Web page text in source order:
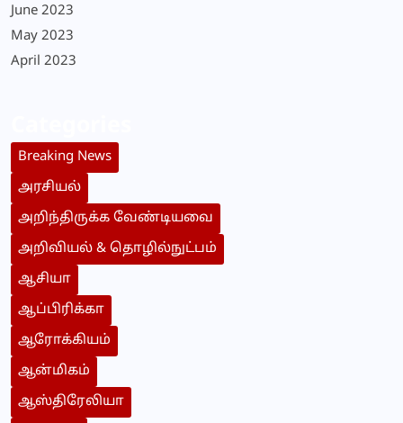
June 2023
May 2023
April 2023
Breaking News
அரசியல்
அறிந்திருக்க வேண்டியவை
அறிவியல் & தொழில்நுட்பம்
ஆசியா
ஆப்பிரிக்கா
ஆரோக்கியம்
ஆன்மிகம்
ஆஸ்திரேலியா